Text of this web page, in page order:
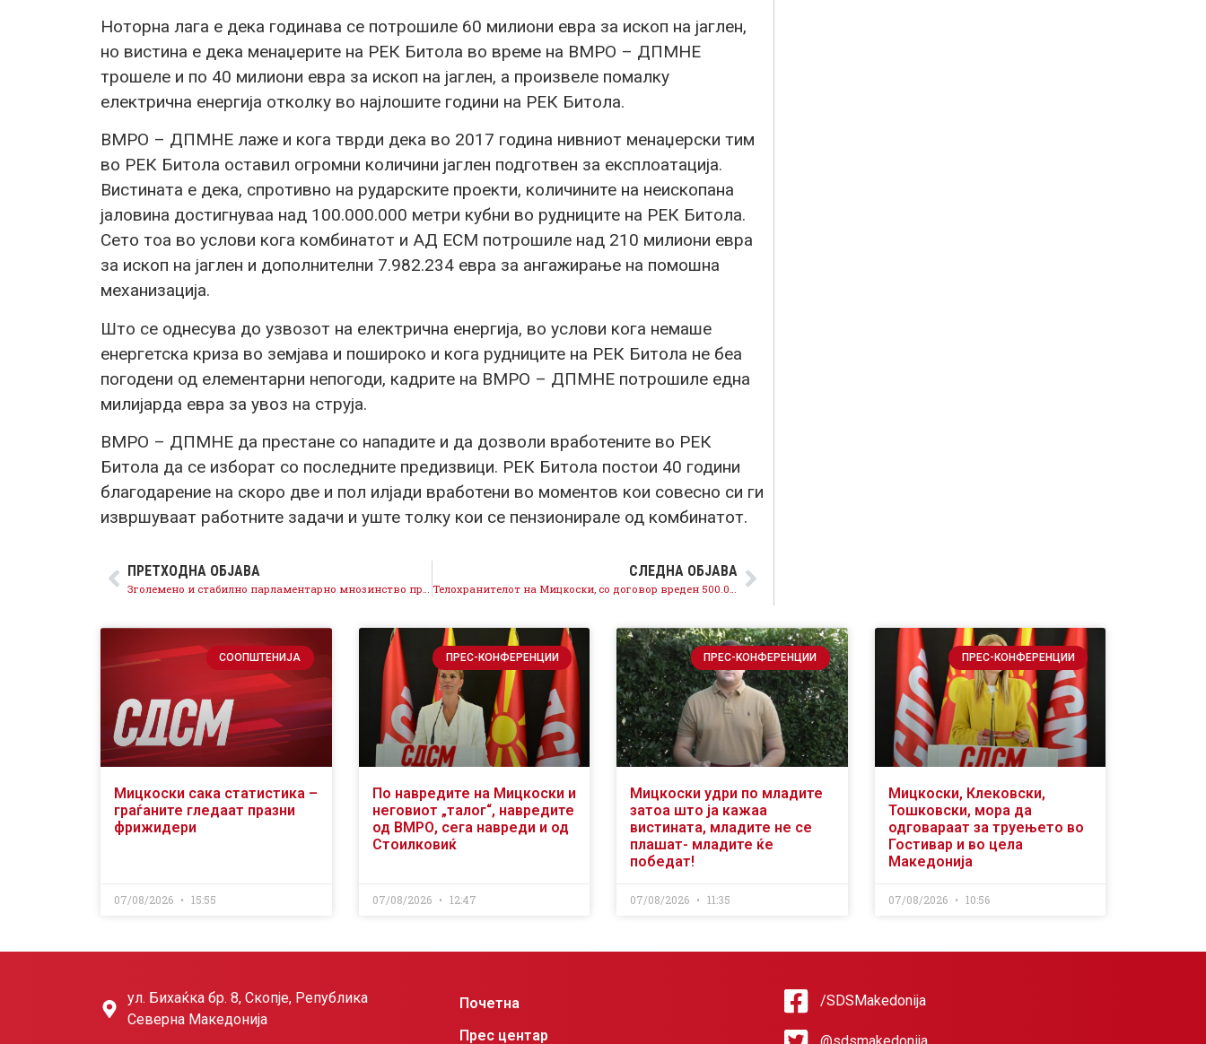
Ноторна лага е дека годинава се потрошиле 60 милиони евра за ископ на јаглен,
но вистина е дека менаџерите на РЕК Битола во време на ВМРО – ДПМНЕ
трошеле и по 40 милиони евра за ископ на јаглен, а произвеле помалку
електрична енергија отколку во најлошите години на РЕК Битола.
ВМРО – ДПМНЕ лаже и кога тврди дека во 2017 година нивниот менаџерски тим
во РЕК Битола оставил огромни количини јаглен подготвен за експлоатација.
Вистината е дека, спротивно на рударските проекти, количините на неископана
јаловина достигнуваа над 100.000.000 метри кубни во рудниците на РЕК Битола.
Сето тоа во услови кога комбинатот и АД ЕСМ потрошиле над 210 милиони евра
за ископ на јаглен и дополнителни 7.982.234 евра за ангажирање на помошна
механизација.
Што се однесува до узвозот на електрична енергија, во услови кога немаше
енергетска криза во земјава и пошироко и кога рудниците на РЕК Битола не беа
погодени од елементарни непогоди, кадрите на ВМРО – ДПМНЕ потрошиле една
милијарда евра за увоз на струја.
ВМРО – ДПМНЕ да престане со нападите и да дозволи вработените во РЕК
Битола да се изборат со последните предизвици. РЕК Битола постои 40 години
благодарение на скоро две и пол илјади вработени во моментов кои совесно си ги
извршуваат работните задачи и уште толку кои се пензионирале од комбинатот.
ПРЕТХОДНА ОБЈАВА
Зголемено и стабилно парламентарно мнозинство предводено од СДСМ ќе стави крај на блокадите на опозицијата и ќе ги донесе важните закони
СЛЕДНА ОБЈАВА
Телохранителот на Мицкоски, со договор вреден 500.000 евра е дел од скандалот со парцелите!
СООПШТЕНИЈА
Мицкоски сака статистика –
граѓаните гледаат празни
фрижидери
07/08/2026 15:55
ПРЕС-КОНФЕРЕНЦИИ
По навредите на Мицкоски и
неговиот „талог“, навредите
од ВМРО, сега навреди и од
Стоилковиќ
07/08/2026 12:47
ПРЕС-КОНФЕРЕНЦИИ
Мицкоски удри по младите
затоа што ја кажаа
вистината, младите не се
плашат- младите ќе
победат!
07/08/2026 11:35
ПРЕС-КОНФЕРЕНЦИИ
Мицкоски, Клековски,
Тошковски, мора да
одговараат за труењето во
Гостивар и во цела
Македонија
07/08/2026 10:56
ул. Бихаќка бр. 8, Скопје, Република
Северна Македонија
Почетна
Прес центар
/SDSMakedonija